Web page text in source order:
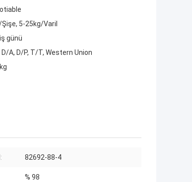
5-25kg/Varil
günü
D/A, D/P, T/T, Western Union
82692-88-4
% 98